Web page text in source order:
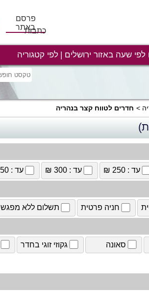
פרסם
באתרכתבות
לפי שעה באזור ירושלים לפי קטגוריה
חדרים לטווח קצר בנהריה
עד : 250 ₪ עד : 300 ₪ עד : 350 ₪
חניה פרטית תשלום ללא מפגש
סאונה גקוזי זוגי בחדר